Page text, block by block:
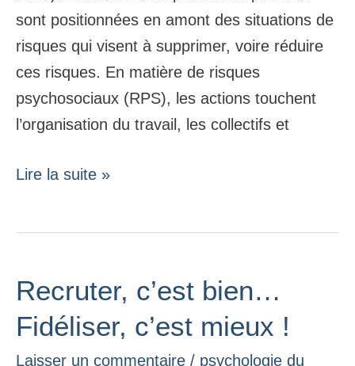
sont positionnées en amont des situations de
risques qui visent à supprimer, voire réduire
ces risques. En matière de risques
psychosociaux (RPS), les actions touchent
l’organisation du travail, les collectifs et
Lire la suite »
Recruter, c’est bien…
Fidéliser, c’est mieux !
Laisser un commentaire / psychologie du
Recruter,
bien…